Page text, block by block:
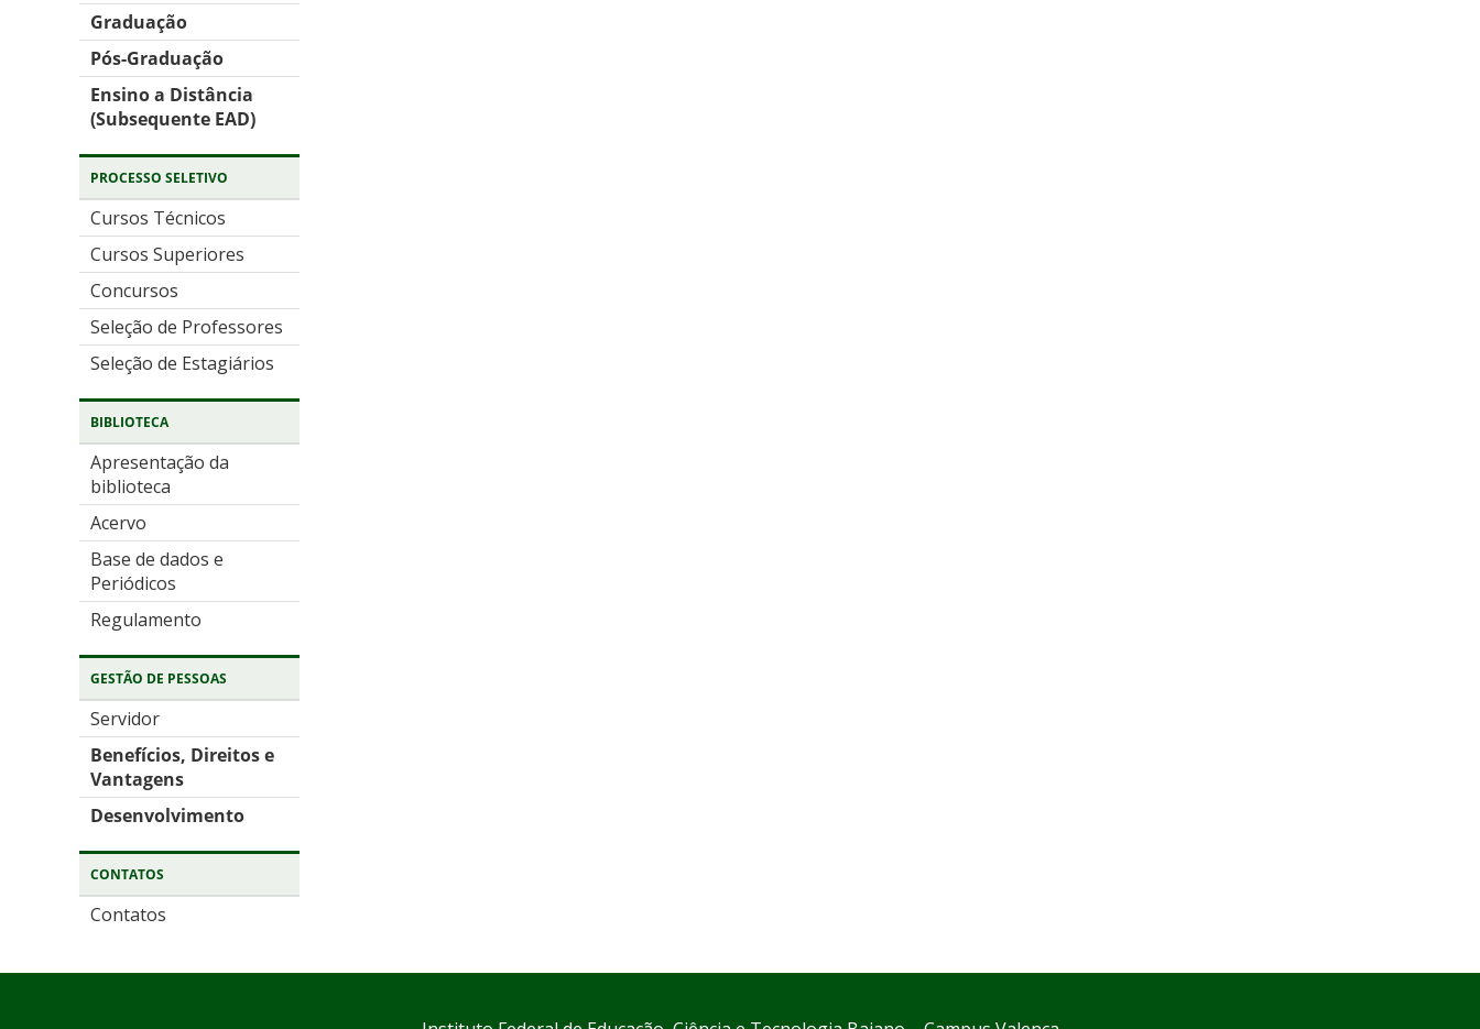
Graduação
Pós-Graduação
Ensino a Distância
(Subsequente EAD)
PROCESSO SELETIVO
Cursos Técnicos
Cursos Superiores
Concursos
Seleção de Professores
Seleção de Estagiários
BIBLIOTECA
Apresentação da
biblioteca
Acervo
Base de dados e
Periódicos
Regulamento
GESTÃO DE PESSOAS
Servidor
Benefícios, Direitos e
Vantagens
Desenvolvimento
CONTATOS
Contatos